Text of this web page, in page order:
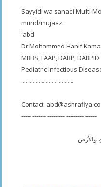
Sayyidi wa sanadi Mufti
murid/mujaaz:
'abd
Dr Mohammed Hanif
MBBS, FAAP, DABP, DABPID
Pediatric Infectious
....................................
Contact:
----- ------- --------- --------- ------
وَالأَرْضَ